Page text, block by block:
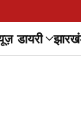
डायरी